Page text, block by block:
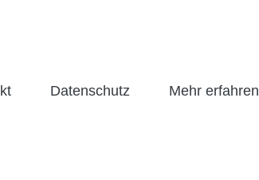
Datenschutz Mehr erfahren